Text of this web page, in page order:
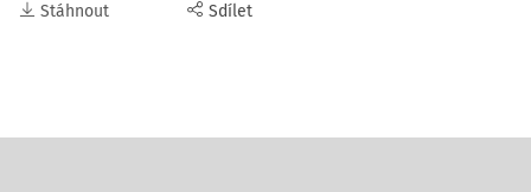
Stáhnout Sdílet